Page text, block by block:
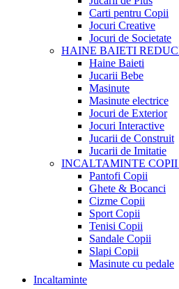
Carti pentru Copii
Jocuri Creative
Jocuri de Societate
HAINE BAIETI
Haine Baieti
Jucarii Bebe
Masinute
Masinute electrice
Jocuri de Exterior
Jocuri Interactive
Jucarii de Construit
Jucarii de Imitatie
INCALTAMINTE COPII
Pantofi Copii
Ghete & Bocanci
Cizme Copii
Sport Copii
Tenisi Copii
Sandale Copii
Slapi Copii
Masinute cu pedale
Incaltaminte